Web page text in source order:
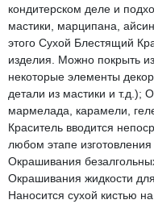
кондитерском деле и
мастики, марципана,
этого Сухой Блестящий
изделия. Можно покрыть
некоторые элементы
детали из мастики и т.д.);
мармелада, карамели,
Краситель вводится
любом этапе изготовления
Окрашивания
Окрашивания жидкости
Наносится сухой кистью